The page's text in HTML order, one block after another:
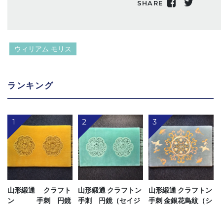
SHARE
ウィリアム モリス
ランキング
1
山形緞通 クラフト
ン 手刺 円鏡
2
山形緞通 クラフトン
手刺 円鏡（セイジ
3
山形緞通 クラフトン
手刺 金銀花鳥紋（シ